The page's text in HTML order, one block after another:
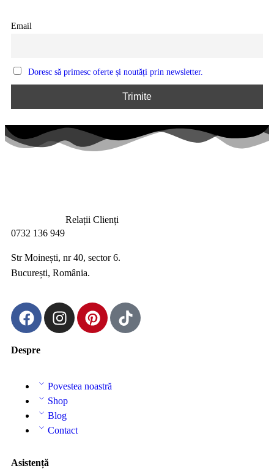
Email
Doresc să primesc oferte și noutăți prin newsletter.
Relații Clienți
0732 136 949
Str Moinești, nr 40, sector 6.
București, România.
Despre
Povestea noastră
Shop
Blog
Contact
Asistență